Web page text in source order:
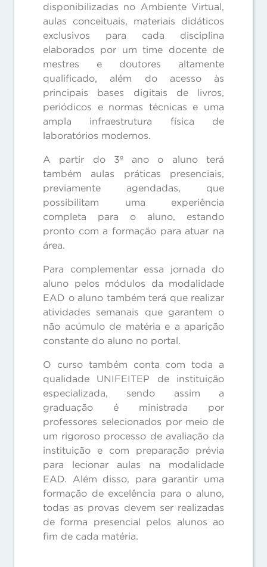
disponibilizadas no Ambiente Virtual,
aulas conceituais, materiais didáticos
exclusivos para cada disciplina
elaborados por um time docente de
mestres e doutores altamente
qualificado, além do acesso às
principais bases digitais de livros,
periódicos e normas técnicas e uma
ampla infraestrutura física de
laboratórios modernos.
A partir do 3º ano o aluno terá
também aulas práticas presenciais,
previamente agendadas, que
possibilitam uma experiência
completa para o aluno, estando
pronto com a formação para atuar na
área.
Para complementar essa jornada do
aluno pelos módulos da modalidade
EAD o aluno também terá que realizar
atividades semanais que garantem o
não acúmulo de matéria e a aparição
constante do aluno no portal.
O curso também conta com toda a
qualidade UNIFEITEP de instituição
especializada, sendo assim a
graduação é ministrada por
professores selecionados por meio de
um rigoroso processo de avaliação da
instituição e com preparação prévia
para lecionar aulas na modalidade
EAD. Além disso, para garantir uma
formação de excelência para o aluno,
todas as provas devem ser realizadas
de forma presencial pelos alunos ao
fim de cada matéria.